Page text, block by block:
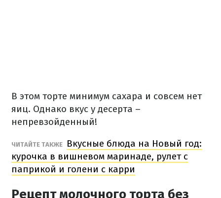
В этом торте минимум сахара и совсем нет
яиц. Однако вкус у десерта –
непревзойденный!
ЧИТАЙТЕ ТАКЖЕ
Вкусные блюда на Новый год:
курочка в вишневом маринаде, рулет с
паприкой и голени с карри
Рецепт молочного торта без